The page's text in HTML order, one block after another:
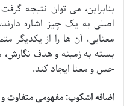
بنابراین، می توان نتیجه
اصلی به یک چیز اشاره
معنایی، آن ها را از یکدیگر
بسته به زمینه و هدف نگارش،
حس و معنا ایجاد کند.
اضافه اشکوب: مفهومی متفاوت و